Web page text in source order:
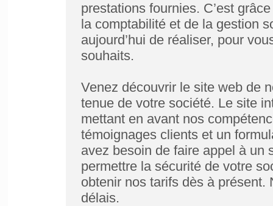
prestations fournies. C’est
la comptabilité et de la gestion
aujourd’hui de réaliser, pour
souhaits.
Venez découvrir le site web de
tenue de votre société. Le site
mettant en avant nos
témoignages clients et un
avez besoin de faire appel à un
permettre la sécurité de votre
obtenir nos tarifs dès à
délais.